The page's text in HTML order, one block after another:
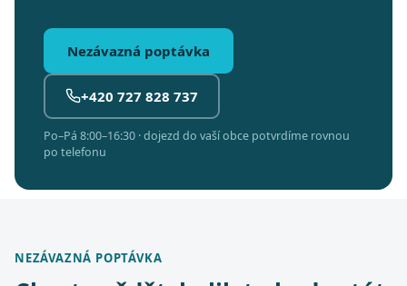
Nezávazná poptávka
+420 727 828 737
Po–Pá 8:00–16:30 · dojezd do vaší obce potvrdíme rovnou
po telefonu
NEZÁVAZNÁ POPTÁVKA